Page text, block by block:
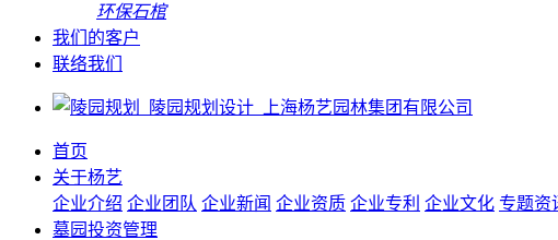
环保石棺
我们的客户
联络我们
首页
关于杨艺
企业介绍 企业团队 企业新闻 企业资质 企业专利 企业文化 专题资
墓园投资管理